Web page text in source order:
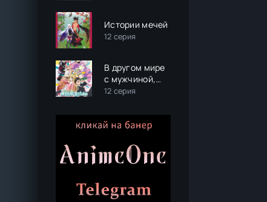
свободолюбивой
невесты во
стране
Истории мечей
12 серия
В другом мире
с мужчиной,
обратившимся
12 серия